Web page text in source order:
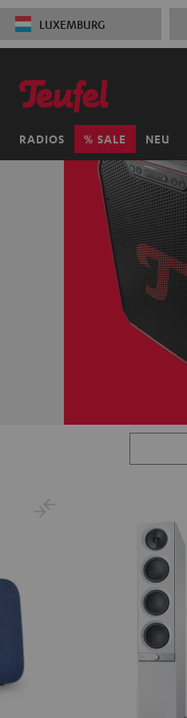
LUXEMBURG
RADIOS SALE NEU